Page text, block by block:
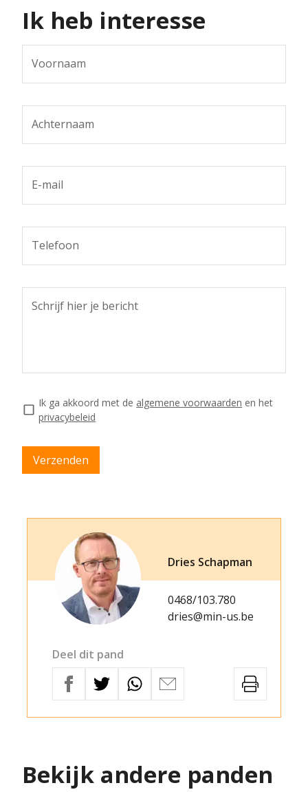
Dries Schapman
0468/103.780
dries@min-us.be
Deel dit pand
Ik heb interesse
Voornaam
Achternaam
E-mail
Telefoon
Schrijf hier je bericht
Ik ga akkoord met de algemene voorwaarden en het
privacybeleid
Verzenden
Bekijk andere panden